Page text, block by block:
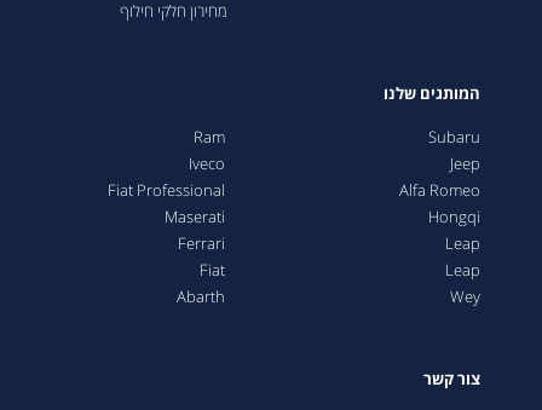
מחירון חלקי חילוף
המותגים שלנו
Subaru
Jeep
Alfa Romeo
Hongqi
Leap
Leap
Wey
Ram
Iveco
Fiat Professional
Maserati
Ferrari
Fiat
Abarth
צור קשר